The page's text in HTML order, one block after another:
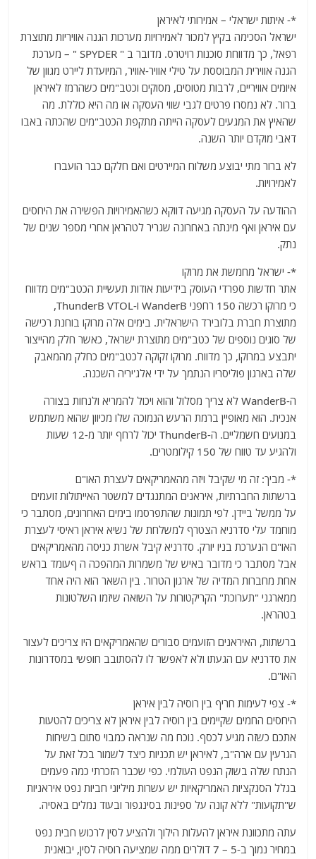
*- איתות ישראלי – אמירותי לאיראן
ישראל הסכימה בקיץ למכור לאמירויות מערכות הגנה אוויריות מתוצרת
רפאל, כך מדווחת סוכנות רויטרס. מדובר ב " SPYDER‏ " – מערכת
הגנה אווירית המבוססת על טילי אוויר-אוויר, המיועדת ליירט מגוון של
איומים אוויריים, לרבות מטוסים, מסוקים וכטב"מים כשהרמז לאיראן
ברור. לא נמסרו פרטים לגבי שווי העסקה או מה היא כוללת. מה
שהאיץ את המגעים לעסקה הייתה מתקפת הכטב"מים שהכתה באבו
דאבי מוקדם יותר השנה.
לא ברור מתי יבוצע משלוח המיירטים ואם חלקם כבר הועברו
לאמירויות.
ההודעה על העסקה מגיעה דווקא כשהאמירויות הפשירה את היחסים
עם איראן ואף מינתה באחרונה שגריר לטהראן אחרי מספר שנים של
נתק.
*- ישראל מחמשת את מרוקו
אתר חדשות ספרדי העוסק בידיעות אודות תעשיית הכטב"מים מדווח
כי מרוקו רכשה 150 רחפני WanderB ו-ThunderB VTOL,
מתוצרת חברת בלובירד הישראלית. בימים אלה מרוקו בוחנת רכישה
של סוגים נוספים של כטב"מים מתוצרת ישראל, כאשר חלק מהייצור
יתבצע במרוקו, כך מדווח. מרוקו זקוקה לכטב"מים כחלק מהמאבק
שלה בארגון פוליסריו הנתמך על ידי אלג'יריה השכנה.
ה-WanderB לא צריך מסלול והוא ויכול להמריא ולנחות בצורה
אנכית. הוא מאופיין ברמת הרעש הנמוכה שלו מכיוון שהוא משתמש
במנועים חשמליים. ה-ThunderB יכול לרחף יותר מ-12 שעות
ולהגיע עד טווח של 150 קילומטרים.
*- מביך: זה מי שקיבל ויזה מהאמריקאים לעצרת האו"ם
ברשתות החברתיות, איראנים המתנגדים למשטר האייתולות זועמים
על ממשל ביידן. לפי תמונות שהתפרסמו בימים האחרונים, מסתבר כי
מוחמד עלי סדרניא הצטרף למשלחת של נשיא איראן ראיסי לעצרת
האו"ם הנערכת בניו יורק. סדרניא קיבל אשרת כניסה מהאמריקאים
אבל מסתבר כי מדובר באיש של משמרות המהפכה ה ףעומד בראש
אחת מחברות המדיה של ארגון הטרור. בין השאר הוא היה אחד
ממארגני "תערוכת" הקריקטורות על השואה שיזמו השלטונות
בטהראן.
ברשתות, האיראנים הזועמים סבורים שהאמריקאים היו צריכים לעצור
את סדרניא עם הגעתו ולא לאפשר לו להסתובב חופשי במסדרונות
האו"ם.
*- צפי לעימות חריף בין רוסיה לבין איראן
היחסים החמים שקיימים בין רוסיה לבין איראן לא צריכים להטעות
אתכם כשזה מגיע לכסף. נוכח מה שנראה כמבוי סתום בשיחות
הגרעין עם ארה"ב, לאיראן יש תכניות כיצד לשמור בכל זאת על
הנתח שלה בשוק הנפט העולמי. כפי שכבר הזכרתי כמה פעמים
בגלל הסנקציות האמריקאיות יש עשרות מיליוני חביות נפט איראניות
ש"תקועות" ללא קונה על ספינות בסינגפור ובעוד נמלים באסיה.
עתה מתכוונת איראן להעלות הילוך ולהציע לסין לרכוש חבית נפט
במחיר נמוך ב-5 – 7 דולרים ממה שמציעה רוסיה לסין, יבואנית